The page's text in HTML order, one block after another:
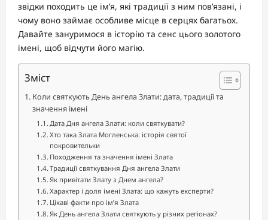
звідки походить це ім’я, які традиції з ним пов’язані, і
чому воно займає особливе місце в серцях багатьох.
Давайте зануримося в історію та сенс цього золотого
імені, щоб відчути його магію.
Зміст
Коли святкують День ангела Злати: дата, традиції та
значення імені
Дата Дня ангела Злати: коли святкувати?
Хто така Злата Могленська: історія святої
покровительки
Походження та значення імені Злата
Традиції святкування Дня ангела Злати
Як привітати Злату з Днем ангела?
Характер і доля імені Злата: що кажуть експерти?
Цікаві факти про ім’я Злата
Як День ангела Злати святкують у різних регіонах?